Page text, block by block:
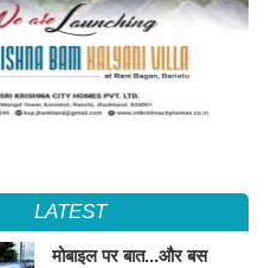
LATEST
मोबाइल पर बात...और बस